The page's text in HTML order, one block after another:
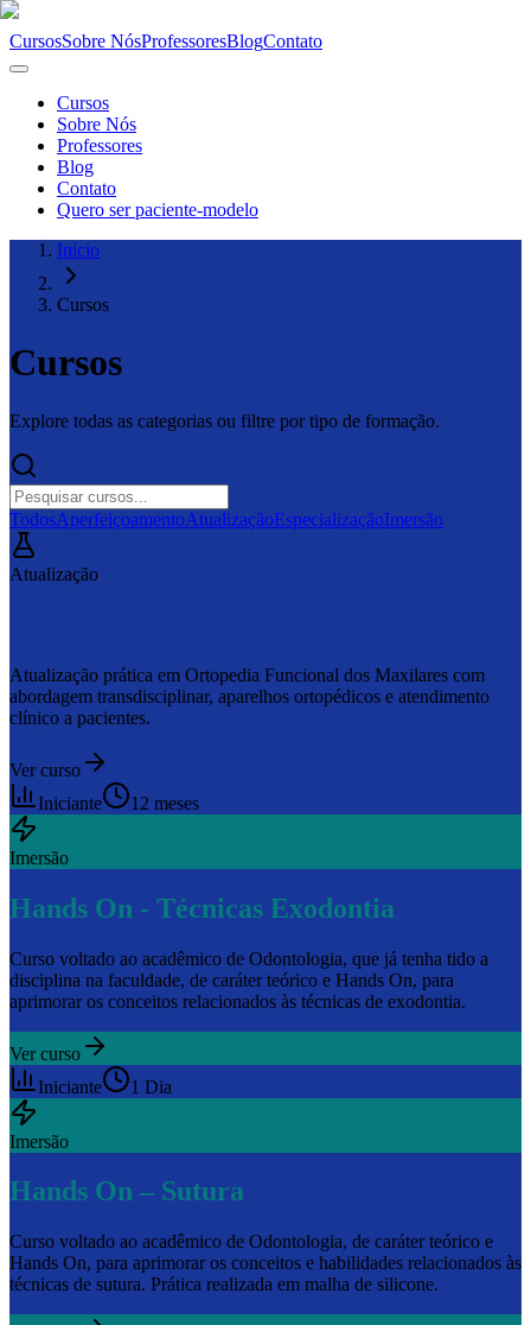
CursosSobre NósProfessoresBlogContato
Cursos
Sobre Nós
Professores
Blog
Contato
Quero ser paciente-modelo
Início
Cursos
Cursos
Explore todas as categorias ou filtre por tipo de formação.
TodosAperfeiçoamentoAtualizaçãoEspecializaçãoImersão
Atualização
Atualização prática em Ortopedia Funcional dos Maxilares com
abordagem transdisciplinar, aparelhos ortopédicos e atendimento
clínico a pacientes.
Ver curso
Iniciante
12 meses
Imersão
Hands On - Técnicas Exodontia
Curso voltado ao acadêmico de Odontologia, que já tenha tido a
disciplina na faculdade, de caráter teórico e Hands On, para
aprimorar os conceitos relacionados às técnicas de exodontia.
Ver curso
Iniciante
1 Dia
Imersão
Hands On – Sutura
Curso voltado ao acadêmico de Odontologia, de caráter teórico e
Hands On, para aprimorar os conceitos e habilidades relacionados às
técnicas de sutura. Prática realizada em malha de silicone.